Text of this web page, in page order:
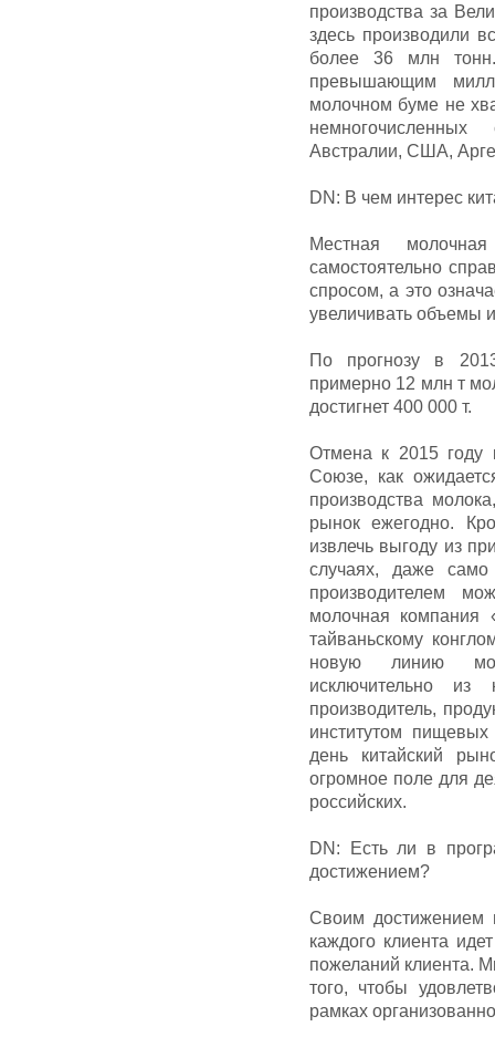
производства за
здесь производили
более 36 млн
превышающим
молочном буме не
Австралии, США,
DN: В чем интерес
Местная
самостоятельно
спросом, а это
увеличивать объемы
По прогнозу в
примерно 12 млн т
достигнет 400 000 т.
Отмена к 2015 году
Союзе, как
производства
рынок ежегодно.
извлечь выгоду из
случаях, даже
производителем
молочная компания
тайваньскому
новую линию
исключительно из
производитель,
институтом
день китайский
огромное поле для
российских.
DN: Есть ли в
достижением?
Своим достижением
каждого клиента
пожеланий клиента.
того, чтобы
рамках